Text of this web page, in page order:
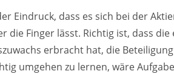
Eindruck, dass es sich bei der
die Finger lässt. Richtig ist, dass
erbracht hat, die
umgehen zu lernen, wäre